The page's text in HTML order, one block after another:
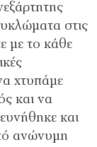
στις
με το κάθε
χτυπάμε
και να
και
ανώνυμη